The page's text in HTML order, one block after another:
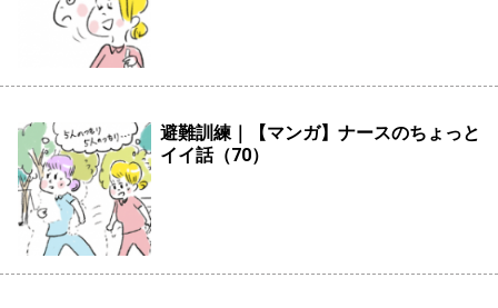
避難訓練｜【マンガ】ナースのちょっと
イイ話（70）